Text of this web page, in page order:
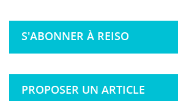
S'ABONNER À REISO
PROPOSER UN ARTICLE